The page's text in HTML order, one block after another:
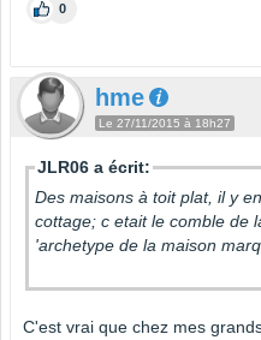
0
hme
Le 27/11/2015 à 18h27
JLR06 a écrit:
Des maisons à toit plat, il y
cottage; c etait le comble de
'archetype de la maison
C'est vrai que chez mes